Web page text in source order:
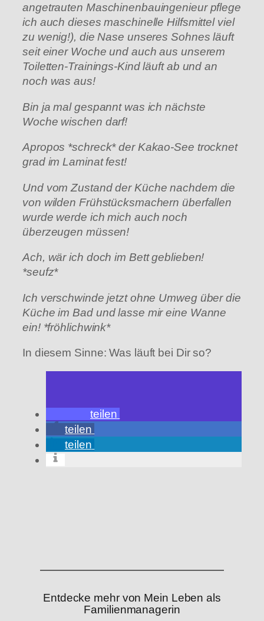
angetrauten Maschinenbauingenieur pflege
ich auch dieses maschinelle Hilfsmittel viel
zu wenig!), die Nase unseres Sohnes läuft
seit einer Woche und auch aus unserem
Toiletten-Trainings-Kind läuft ab und an
noch was aus!
Bin ja mal gespannt was ich nächste
Woche wischen darf!
Apropos *schreck* der Kakao-See trocknet
grad im Laminat fest!
Und vom Zustand der Küche nachdem die
von wilden Frühstücksmachern überfallen
wurde werde ich mich auch noch
überzeugen müssen!
Ach, wär ich doch im Bett geblieben!
*seufz*
Ich verschwinde jetzt ohne Umweg über die
Küche im Bad und lasse mir eine Wanne
ein! *fröhlichwink*
In diesem Sinne: Was läuft bei Dir so?
teilen
teilen
teilen
Entdecke mehr von Mein Leben als
Familienmanagerin